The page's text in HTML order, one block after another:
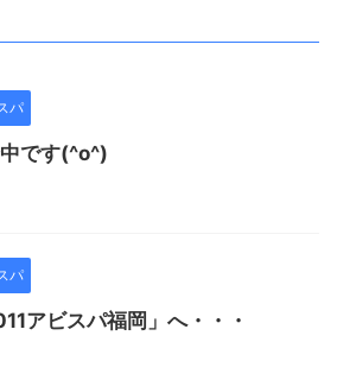
パ
です(^o^)
パ
アビスパ福岡」へ・・・